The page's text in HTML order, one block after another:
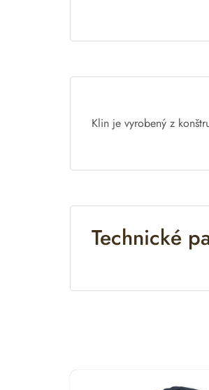
v
Klin je vyrobený z
Technické